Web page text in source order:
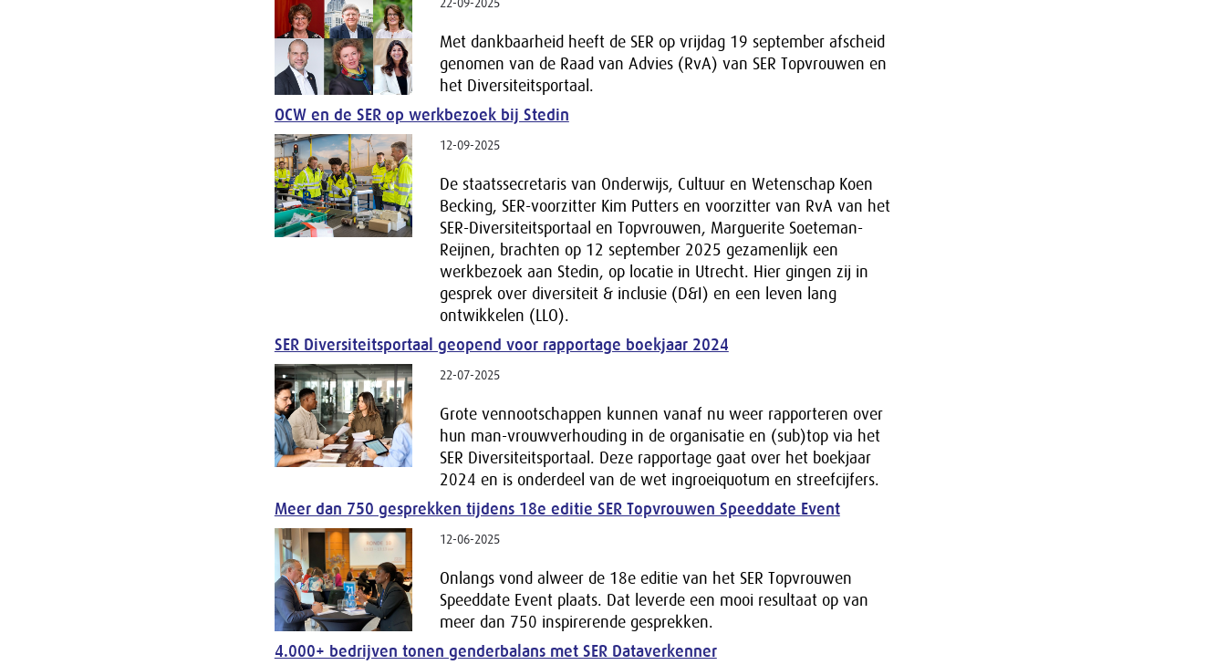
Met dankbaarheid heeft de SER op vrijdag 19 september afscheid
genomen van de Raad van Advies (RvA) van SER Topvrouwen en
het Diversiteitsportaal.
OCW en de SER op werkbezoek bij Stedin
12-09-2025
De staatssecretaris van Onderwijs, Cultuur en Wetenschap Koen
Becking, SER-voorzitter Kim Putters en voorzitter van RvA van het
SER-Diversiteitsportaal en Topvrouwen, Marguerite Soeteman-
Reijnen, brachten op 12 september 2025 gezamenlijk een
werkbezoek aan Stedin, op locatie in Utrecht. Hier gingen zij in
gesprek over diversiteit & inclusie (D&I) en een leven lang
ontwikkelen (LLO).
SER Diversiteitsportaal geopend voor rapportage boekjaar 2024
22-07-2025
Grote vennootschappen kunnen vanaf nu weer rapporteren over
hun man-vrouwverhouding in de organisatie en (sub)top via het
SER Diversiteitsportaal. Deze rapportage gaat over het boekjaar
2024 en is onderdeel van de wet ingroeiquotum en streefcijfers.
Meer dan 750 gesprekken tijdens 18e editie SER Topvrouwen Speeddate Event
12-06-2025
Onlangs vond alweer de 18e editie van het SER Topvrouwen
Speeddate Event plaats. Dat leverde een mooi resultaat op van
meer dan 750 inspirerende gesprekken.
4.000+ bedrijven tonen genderbalans met SER Dataverkenner